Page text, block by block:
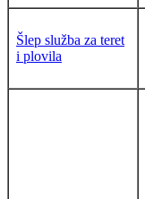
Šlep služba za teret
i plovila